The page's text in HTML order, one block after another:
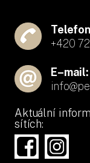
+420
E–mail:
Aktuální
sítích: